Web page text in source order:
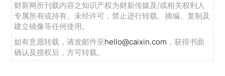
财新网所刊载内容之知识产权为财新传媒及/或相关权利人
专属所有或持有。未经许可，禁止进行转载、摘编、复制及
建立镜像等任何使用。
如有意愿转载，请发邮件至hello@caixin.com ，获得书面
确认及授权后，方可转载。